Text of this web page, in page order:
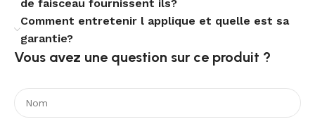
de faisceau fournissent ils?
Comment entretenir l applique et quelle est sa
garantie?
Vous avez une question sur ce produit ?​